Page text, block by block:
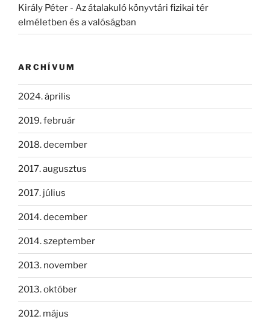
Király Péter - Az átalakuló könyvtári fizikai tér
elméletben és a valóságban
ARCHÍVUM
2024. április
2019. február
2018. december
2017. augusztus
2017. július
2014. december
2014. szeptember
2013. november
2013. október
2012. május